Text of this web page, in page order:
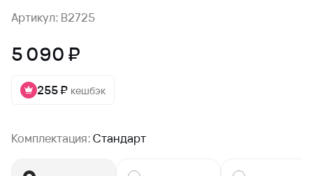
Артикул: B2725
5 090 ₽
255 ₽ кешбэк
Комплектация:Стандарт